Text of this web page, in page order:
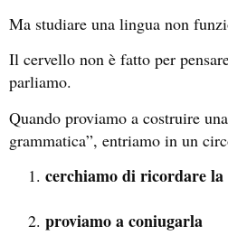
Ma studiare una lingua non
Il cervello non è fatto per
parliamo.
Quando proviamo a costruire
grammatica”, entriamo in un
cerchiamo di ricordare la
proviamo a coniugarla